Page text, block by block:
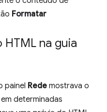
Formatar
na guia
painel Rede mostrava o
determinadas